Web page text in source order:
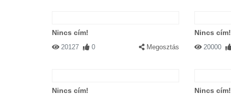
Nincs cím!
20127 0 Megosztás
Nincs cím!
20000
Nincs cím! Nincs cím!